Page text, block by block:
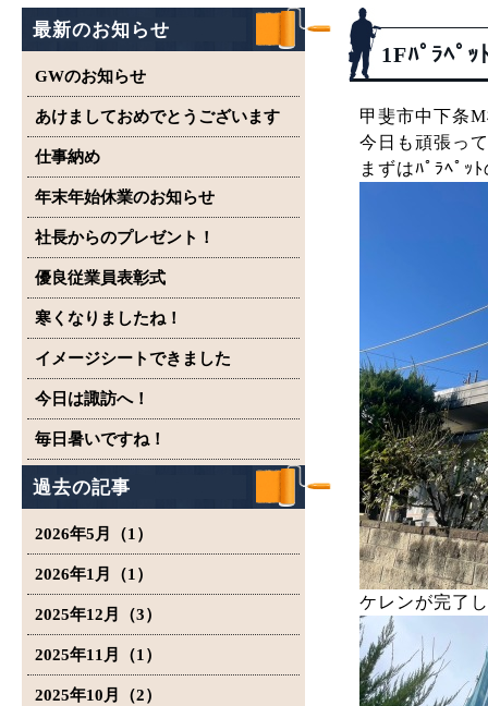
最新のお知らせ
GWのお知らせ
あけましておめでとうございます
仕事納め
年末年始休業のお知らせ
社長からのプレゼント！
優良従業員表彰式
寒くなりましたね！
イメージシートできました
今日は諏訪へ！
毎日暑いですね！
過去の記事
2026年5月（1）
2026年1月（1）
2025年12月（3）
2025年11月（1）
2025年10月（2）
1Fﾊﾟﾗﾍﾟ
甲斐市中下条
今日も頑張っ
まずはﾊﾟﾗﾍﾟｯ
ケレンが完了